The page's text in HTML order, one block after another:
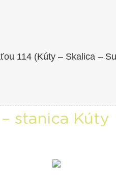
114 (Kúty – Skalica –
stanica Kúty